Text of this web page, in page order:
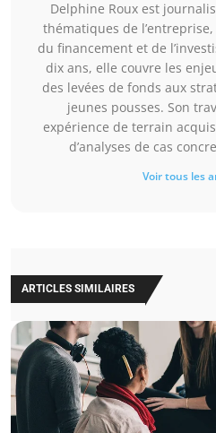
Delphine Roux est
thématiques de
du financement et de
dix ans, elle couvre les
des levées de fonds aux
jeunes pousses. Son
expérience de terrain
d’analyses de cas
Voir tous les
ARTICLES SIMILAIRES